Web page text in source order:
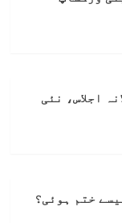
اجلاس، نئی
ختم ہوئی؟